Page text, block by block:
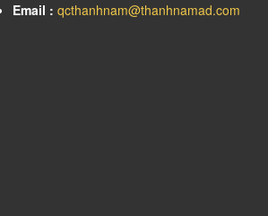
Email : qcthanhnam@thanhnamad.com